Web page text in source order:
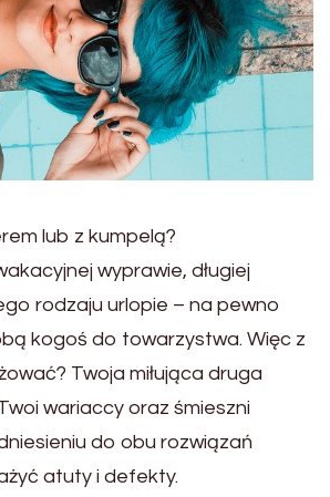
lub z kumpelą?
wyprawie, długiej
rodzaju urlopie – na pewno
kogoś do towarzystwa. Więc z
Twoja miłująca druga
wariaccy oraz śmieszni
do obu rozwiązań
atuty i defekty.